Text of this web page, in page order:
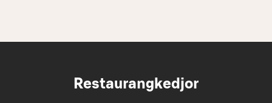
Restaurangkedjor